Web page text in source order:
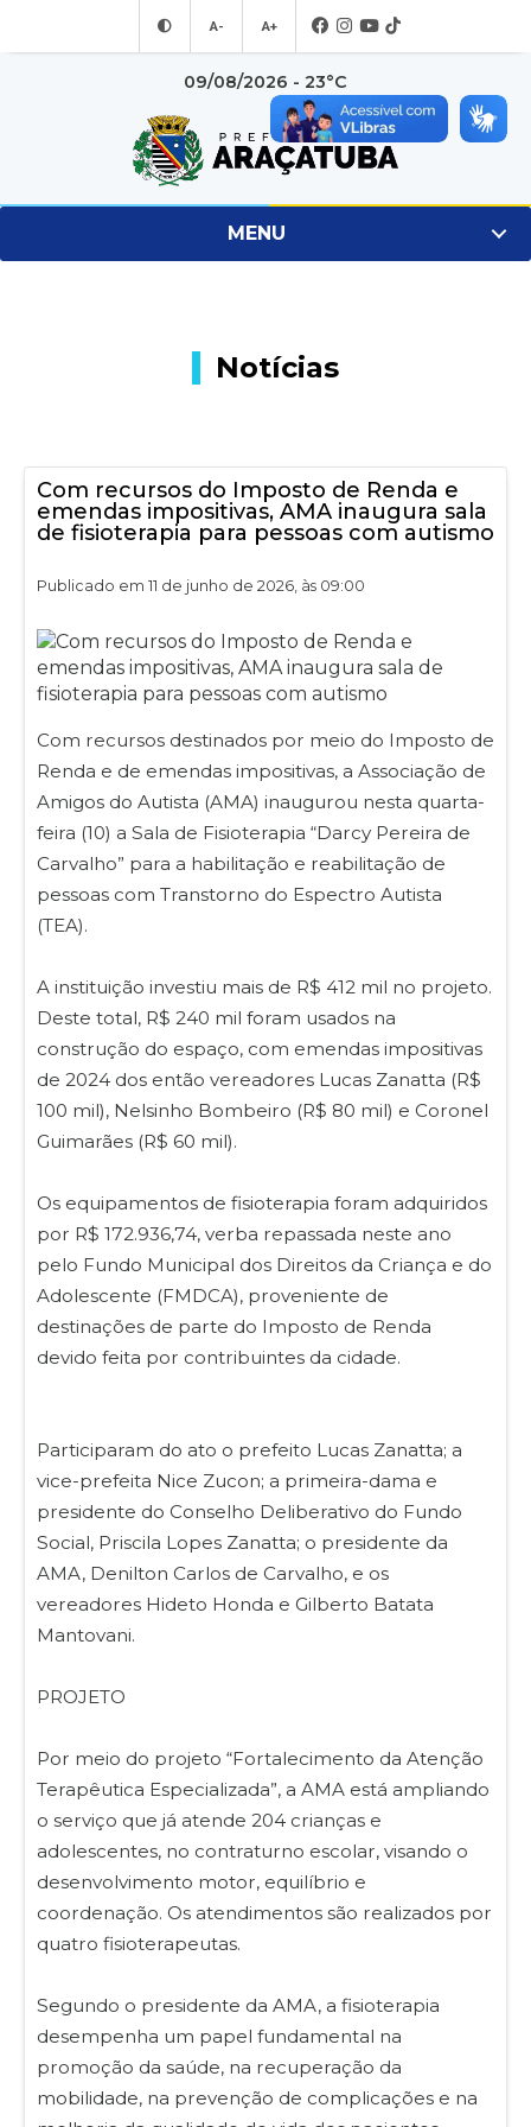
A- A+
09/08/2026 - 23°C
MENU
Notícias
Com recursos do Imposto de Renda e
emendas impositivas, AMA inaugura sala
de fisioterapia para pessoas com autismo
Publicado em 11 de junho de 2026, às 09:00
Com recursos destinados por meio do Imposto de
Renda e de emendas impositivas, a Associação de
Amigos do Autista (AMA) inaugurou nesta quarta-
feira (10) a Sala de Fisioterapia “Darcy Pereira de
Carvalho” para a habilitação e reabilitação de
pessoas com Transtorno do Espectro Autista
(TEA).
A instituição investiu mais de R$ 412 mil no projeto.
Deste total, R$ 240 mil foram usados na
construção do espaço, com emendas impositivas
de 2024 dos então vereadores Lucas Zanatta (R$
100 mil), Nelsinho Bombeiro (R$ 80 mil) e Coronel
Guimarães (R$ 60 mil).
Os equipamentos de fisioterapia foram adquiridos
por R$ 172.936,74, verba repassada neste ano
pelo Fundo Municipal dos Direitos da Criança e do
Adolescente (FMDCA), proveniente de
destinações de parte do Imposto de Renda
devido feita por contribuintes da cidade.
Participaram do ato o prefeito Lucas Zanatta; a
vice-prefeita Nice Zucon; a primeira-dama e
presidente do Conselho Deliberativo do Fundo
Social, Priscila Lopes Zanatta; o presidente da
AMA, Denilton Carlos de Carvalho, e os
vereadores Hideto Honda e Gilberto Batata
Mantovani.
PROJETO
Por meio do projeto “Fortalecimento da Atenção
Terapêutica Especializada”, a AMA está ampliando
o serviço que já atende 204 crianças e
adolescentes, no contraturno escolar, visando o
desenvolvimento motor, equilíbrio e
coordenação. Os atendimentos são realizados por
quatro fisioterapeutas.
Segundo o presidente da AMA, a fisioterapia
desempenha um papel fundamental na
promoção da saúde, na recuperação da
mobilidade, na prevenção de complicações e na